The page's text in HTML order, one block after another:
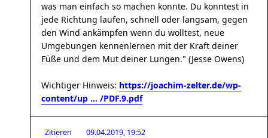
was man einfach so machen konnte. Du konntest in
jede Richtung laufen, schnell oder langsam, gegen
den Wind ankämpfen wenn du wolltest, neue
Umgebungen kennenlernen mit der Kraft deiner
Füße und dem Mut deiner Lungen." (Jesse Owens)
Wichtiger Hinweis: https://joachim-zelter.de/wp-
content/up ... /PDF.9.pdf
Zitieren 09.04.2019, 19:52